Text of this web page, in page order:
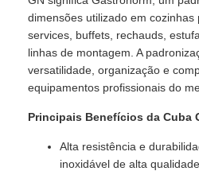
dimensões utilizado em cozinhas
services, buffets, rechauds,
linhas de montagem. A
versatilidade, organização e
equipamentos profissionais do
Principais Benefícios da Cuba
Alta resistência e
inoxidável de alta